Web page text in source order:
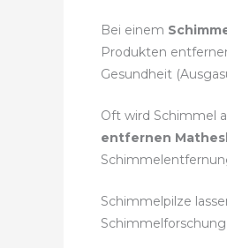
Bei einem
Produkten
Gesundheit
Oft wird Schimmel
entfernen
Schimmelpilze